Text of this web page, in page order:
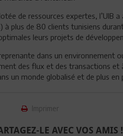
de ressources expertes, l’UIB
plus de 80 clients tunisiens
leurs projets de
dans un environnement
des flux et des transactions et
un monde globalisé et de plus en
Imprimer
LE AVEC VOS AMIS !